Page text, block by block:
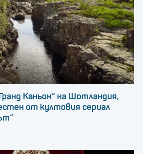
Каньон“ на Шотландия,
от култовия сериал